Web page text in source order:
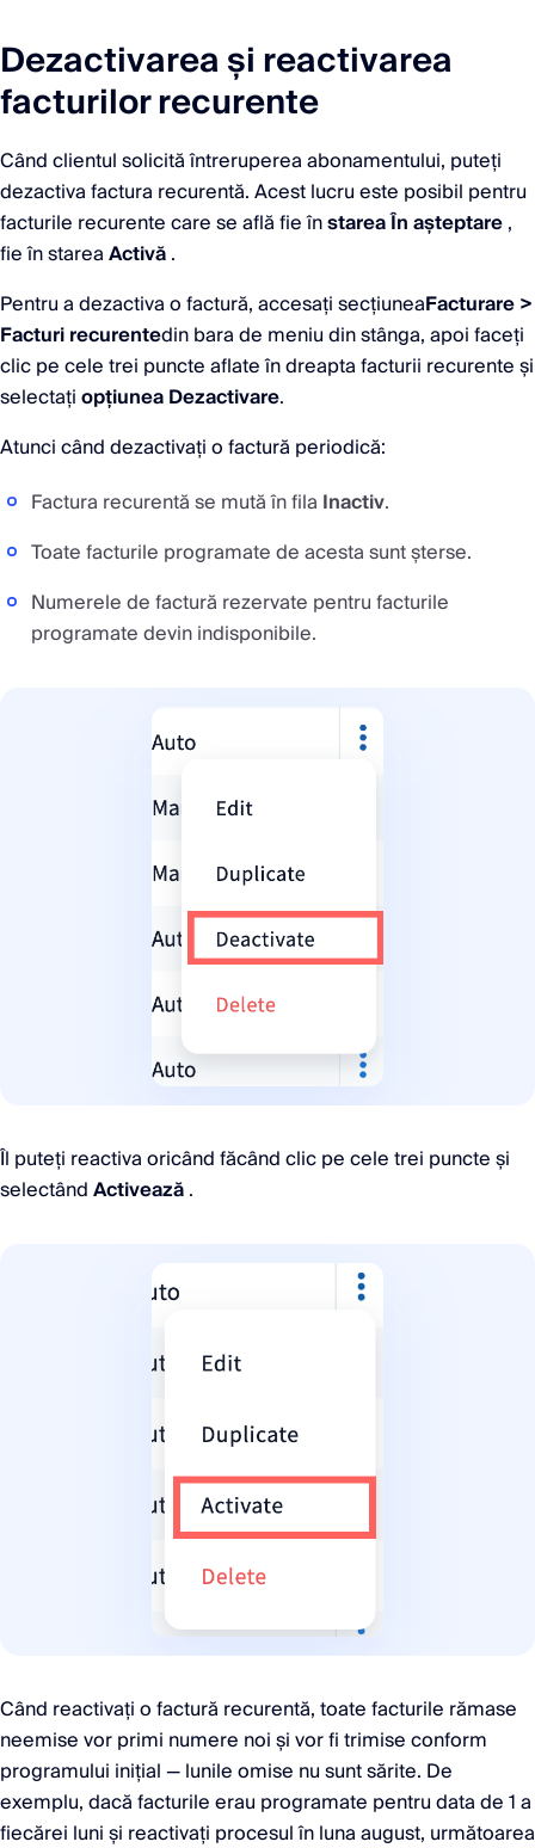
Dezactivarea și reactivarea
facturilor recurente
Când clientul solicită întreruperea abonamentului, puteți
dezactiva factura recurentă. Acest lucru este posibil pentru
facturile recurente care se află fie înstarea În așteptare,
fie în stareaActivă.
Pentru a dezactiva o factură, accesați secțiuneaFacturare >
Facturi recurentedin bara de meniu din stânga, apoi faceți
clic pe cele trei puncte aflate în dreapta facturii recurente și
selectațiopțiunea Dezactivare.
Atunci când dezactivați o factură periodică:
Factura recurentă se mută în fila Inactiv.
Toate facturile programate de acesta sunt șterse.
Numerele de factură rezervate pentru facturile
programate devin indisponibile.
Îl puteți reactiva oricând făcând clic pe cele trei puncte și
selectândActivează.
Când reactivați o factură recurentă, toate facturile rămase
neemise vor primi numere noi și vor fi trimise conform
programului inițial — lunile omise nu sunt sărite. De
exemplu, dacă facturile erau programate pentru data de 1 a
fiecărei luni și reactivați procesul în luna august, următoarea